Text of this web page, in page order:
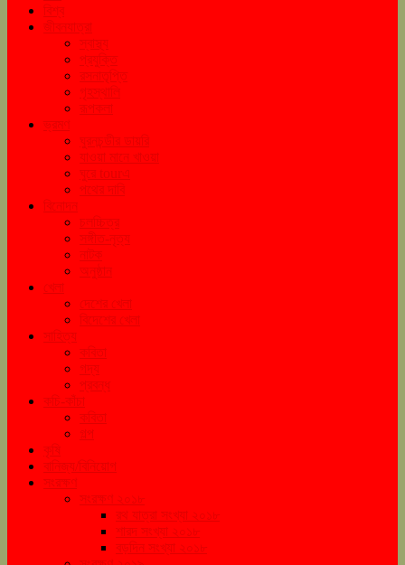
বিশ্ব
জীবনযাত্রা
স্বাস্থ্য
প্রযুক্তি
রসনাতৃপ্তি
গৃহস্থালি
রূপকলা
ভ্রমণ
ঘুরনচন্ডীর ডায়রি
যাওয়া মানে খাওয়া
ঘুরে tourএ
পথের দাবি
বিনোদন
চলচ্চিত্র
সঙ্গীত-নৃত্য
নাটক
অনুষ্ঠান
খেলা
দেশের খেলা
বিদেশের খেলা
সাহিত্য
কবিতা
গদ্য
প্রবন্ধ
কচি-কাঁচা
কবিতা
গল্প
কৃষি
বানিজ্য/বিনিয়োগ
সংরক্ষণ
সংরক্ষণ ২০১৮
রথ যাত্রা সংখ্যা ২০১৮
শারদ সংখ্যা ২০১৮
বড়দিন সংখ্যা ২০১৮